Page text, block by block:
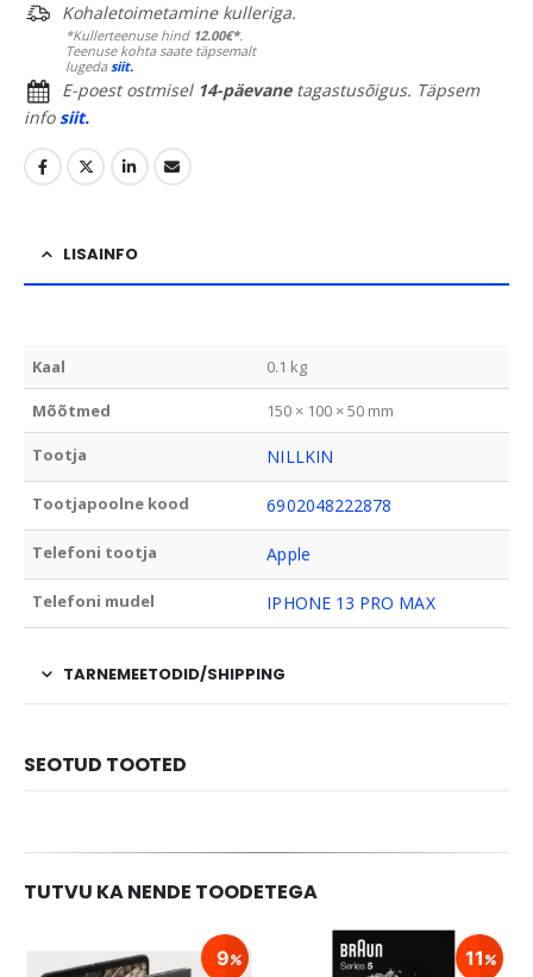
Kohaletoimetamine kulleriga.
*Kullerteenuse hind 12.00€*.
Teenuse kohta saate täpsemalt
lugedasiit.
E-poest ostmisel 14-päevanetagastusõigus. Täpsem
infosiit.
LISAINFO
Kaal 0.1 kg
Mõõtmed 150 × 100 × 50 mm
Tootja NILLKIN
Tootjapoolne kood 6902048222878
Telefoni tootja Apple
Telefoni mudel IPHONE 13 PRO MAX
TARNEMEETODID/SHIPPING
SEOTUD TOOTED
TUTVU KA NENDE TOODETEGA
9 11